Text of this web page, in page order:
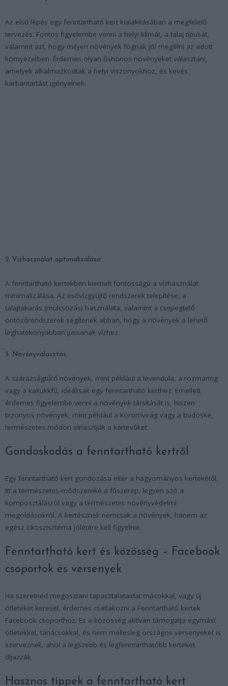
Az első lépés egy fenntartható kert kialakításában a megfelelő
tervezés. Fontos figyelembe venni a helyi klímát, a talaj típusát,
valamint azt, hogy milyen növények fognak jól megélni az adott
környezetben. Érdemes olyan őshonos növényeket választani,
amelyek alkalmazkodtak a helyi viszonyokhoz, és kevés
karbantartást igényelnek.
2. Vízhasználat optimalizálása
A fenntartható kertekben kiemelt fontosságú a vízhasználat
minimalizálása. Az esővízgyűjtő rendszerek telepítése, a
talajtakarás (mulcsozás) használata, valamint a csepegtető
öntözőrendszerek segítenek abban, hogy a növények a lehető
leghatékonyabban jussanak vízhez.
3. Növényválasztás
A szárazságtűrő növények, mint például a levendula, a rozmaring
vagy a kakukkfű, ideálisak egy fenntartható kerthez. Emellett
érdemes figyelembe venni a növények társítását is, hiszen
bizonyos növények, mint például a körömvirág vagy a büdöske,
természetes módon elriasztják a kártevőket.
Gondoskodás a fenntartható kertről
Egy fenntartható kert gondozása eltér a hagyományos kertekétől.
Itt a természetes módszereké a főszerep, legyen szó a
komposztálásról vagy a természetes növényvédelmi
megoldásokról. A kertésznek nemcsak a növények, hanem az
egész ökoszisztéma jólétére kell figyelnie.
Fenntartható kert és közösség – Facebook
csoportok és versenyek
Ha szeretnéd megosztani tapasztalataidat másokkal, vagy új
ötleteket keresel, érdemes csatlakozni a Fenntartható kertek
Facebook csoporthoz. Ez a közösség aktívan támogatja egymást
ötletekkel, tanácsokkal, és nem mellesleg országos versenyeket is
szerveznek, ahol a legszebb és legfenntarthatóbb kerteket
díjazzák.
Hasznos tippek a fenntartható kert